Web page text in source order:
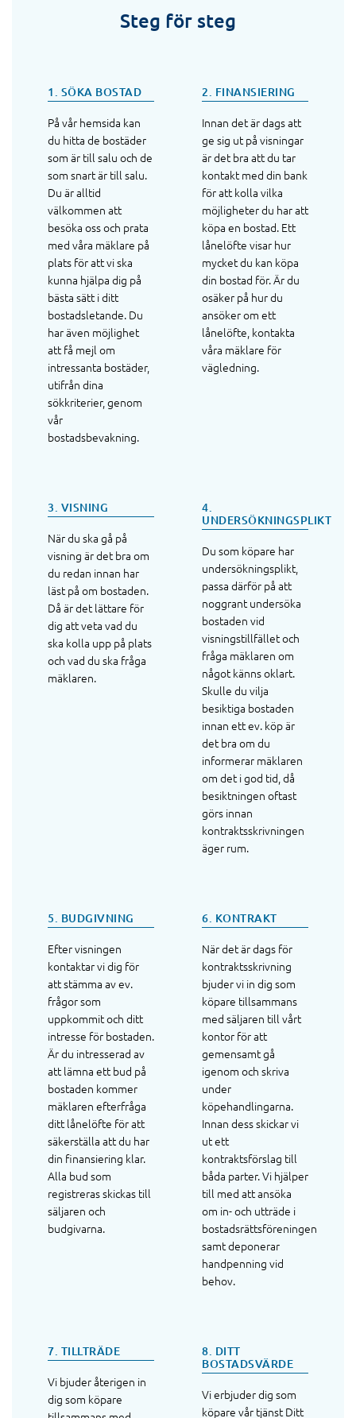
Steg för steg
1. SÖKA BOSTAD
På vår hemsida kan
du hitta de bostäder
som är till salu och de
som snart är till salu.
Du är alltid
välkommen att
besöka oss och prata
med våra mäklare på
plats för att vi ska
kunna hjälpa dig på
bästa sätt i ditt
bostadsletande. Du
har även möjlighet
att få mejl om
intressanta bostäder,
utifrån dina
sökkriterier, genom
vår
bostadsbevakning.
2. FINANSIERING
Innan det är dags att
ge sig ut på visningar
är det bra att du tar
kontakt med din bank
för att kolla vilka
möjligheter du har att
köpa en bostad. Ett
lånelöfte visar hur
mycket du kan köpa
din bostad för. Är du
osäker på hur du
ansöker om ett
lånelöfte, kontakta
våra mäklare för
vägledning.
3. VISNING
När du ska gå på
visning är det bra om
du redan innan har
läst på om bostaden.
Då är det lättare för
dig att veta vad du
ska kolla upp på plats
och vad du ska fråga
mäklaren.
4.
UNDERSÖKNINGSPLIKT
Du som köpare har
undersökningsplikt,
passa därför på att
noggrant undersöka
bostaden vid
visningstillfället och
fråga mäklaren om
något känns oklart.
Skulle du vilja
besiktiga bostaden
innan ett ev. köp är
det bra om du
informerar mäklaren
om det i god tid, då
besiktningen oftast
görs innan
kontraktsskrivningen
äger rum.
5. BUDGIVNING
Efter visningen
kontaktar vi dig för
att stämma av ev.
frågor som
uppkommit och ditt
intresse för bostaden.
Är du intresserad av
att lämna ett bud på
bostaden kommer
mäklaren efterfråga
ditt lånelöfte för att
säkerställa att du har
din finansiering klar.
Alla bud som
registreras skickas till
säljaren och
budgivarna.
6. KONTRAKT
När det är dags för
kontraktsskrivning
bjuder vi in dig som
köpare tillsammans
med säljaren till vårt
kontor för att
gemensamt gå
igenom och skriva
under
köpehandlingarna.
Innan dess skickar vi
ut ett
kontraktsförslag till
båda parter. Vi hjälper
till med att ansöka
om in- och utträde i
bostadsrättsföreningen
samt deponerar
handpenning vid
behov.
7. TILLTRÄDE
Vi bjuder återigen in
dig som köpare
8. DITT
BOSTADSVÄRDE
Vi erbjuder dig som
köpare vår tjänst Ditt